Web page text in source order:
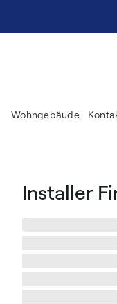
Wohngebäude
Installer